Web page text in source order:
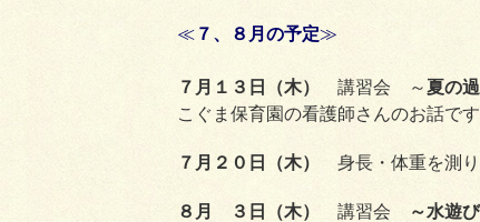
≪ ７、８月の予定≫
７月１３日（木） 講習会 ～夏の
こぐま保育園の看護師さんのお話です
７月２０日（木） 身長・体重を測り
８月 ３日（木） 講習会 ～水遊